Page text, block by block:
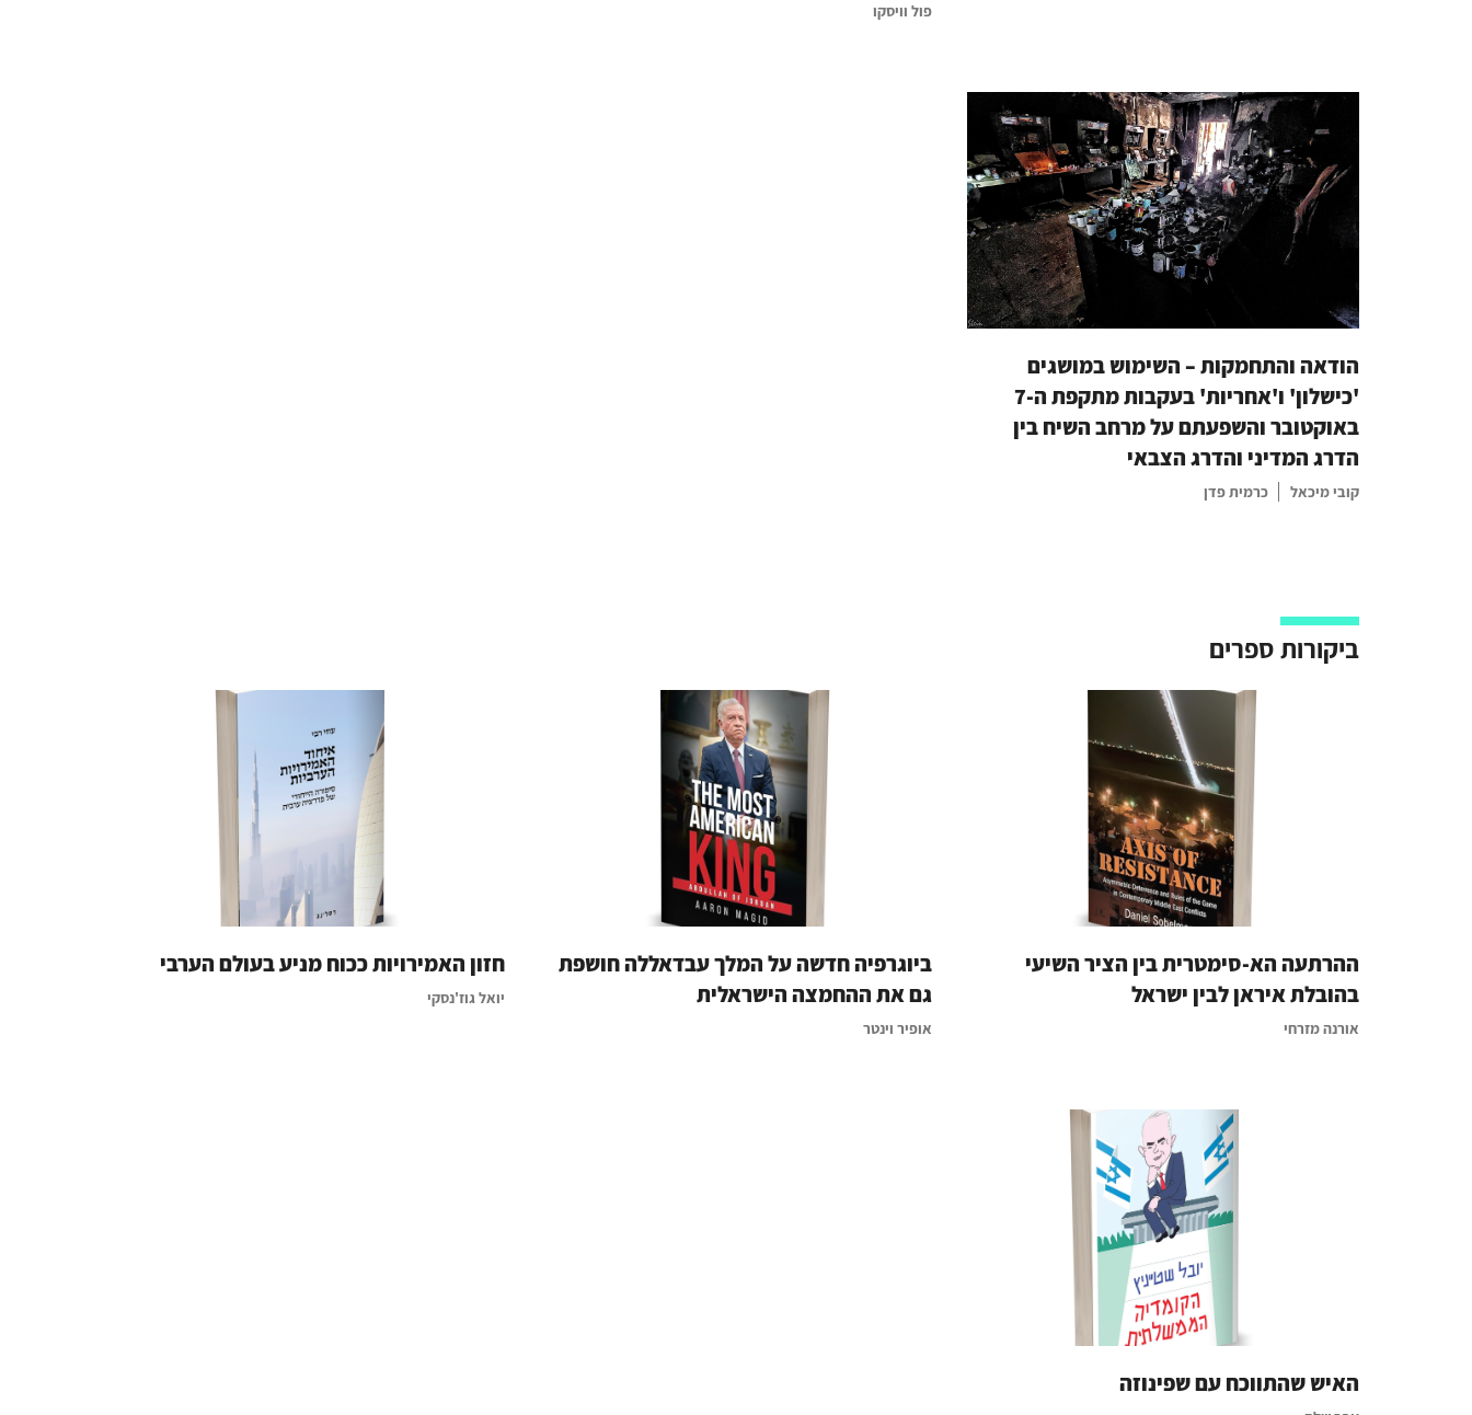
פול וויסקו
הודאה והתחמקות – השימוש במושגים
'כישלון' ו'אחריות' בעקבות מתקפת ה-7
באוקטובר והשפעתם על מרחב השיח בין
הדרג המדיני והדרג הצבאי
קובי מיכאל כרמית פדן
ביקורות ספרים
ההרתעה הא-סימטרית בין הציר השיעי
בהובלת איראן לבין ישראל
אורנה מזרחי
ביוגרפיה חדשה על המלך עבדאללה חושפת
גם את ההחמצה הישראלית
אופיר וינטר
חזון האמירויות ככוח מניע בעולם הערבי
יואל גוז'נסקי
האיש שהתווכח עם שפינוזה